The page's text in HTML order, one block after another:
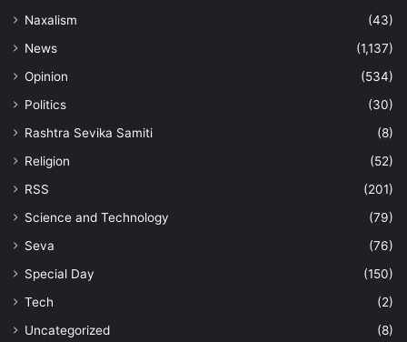
Naxalism
(43)
News
(1,137)
Opinion
(534)
Politics
(30)
Rashtra Sevika Samiti
(8)
Religion
(52)
RSS
(201)
Science and Technology
(79)
Seva
(76)
Special Day
(150)
Tech
(2)
Uncategorized
(8)